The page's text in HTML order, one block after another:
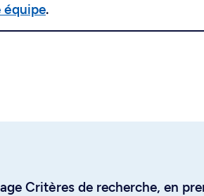
équipe.
Critères de recherche, en